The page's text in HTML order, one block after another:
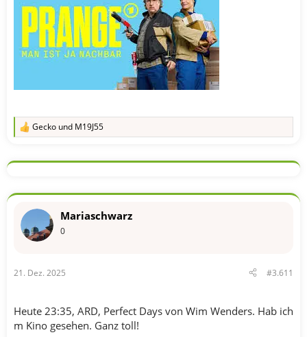
R
k
o
e
n
Gecko und M19J55
Mariaschwarz
0
21. Dez. 2025 #3.611
Heute 23:35, ARD, Perfect Days von Wim Wenders. Hab ich
m Kino gesehen. Ganz toll!